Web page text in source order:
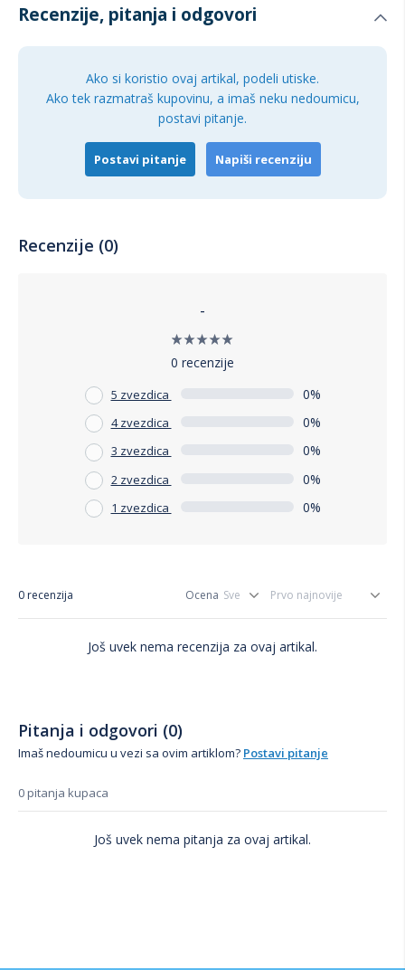
Recenzije, pitanja i odgovori
Ako si koristio ovaj artikal, podeli utiske.
Ako tek razmatraš kupovinu, a imaš neku nedoumicu,
postavi pitanje.
Postavi pitanje Napiši recenziju
Recenzije (0)
-
0 recenzije
5 zvezdica 0%
4 zvezdica 0%
3 zvezdica 0%
2 zvezdica 0%
1 zvezdica 0%
0 recenzija Ocena
Još uvek nema recenzija za ovaj artikal.
Pitanja i odgovori (0)
Imaš nedoumicu u vezi sa ovim artiklom? Postavi pitanje
0 pitanja kupaca
Još uvek nema pitanja za ovaj artikal.